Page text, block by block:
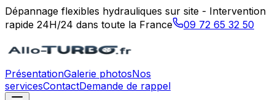
Dépannage flexibles hydrauliques sur site - Intervention
rapide 24H/24 dans toute la France
09 72 65 32 50
PrésentationGalerie photosNos
servicesContactDemande de rappel